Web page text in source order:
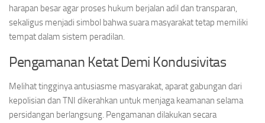
harapan besar agar proses hukum berjalan adil dan transparan,
sekaligus menjadi simbol bahwa suara masyarakat tetap memiliki
tempat dalam sistem peradilan.
Pengamanan Ketat Demi Kondusivitas
Melihat tingginya antusiasme masyarakat, aparat gabungan dari
kepolisian dan TNI dikerahkan untuk menjaga keamanan selama
persidangan berlangsung. Pengamanan dilakukan secara